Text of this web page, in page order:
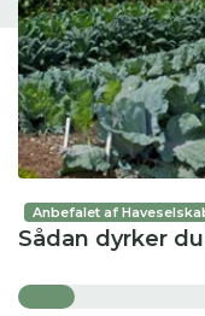
Anbefalet af
Sådan dyrker du